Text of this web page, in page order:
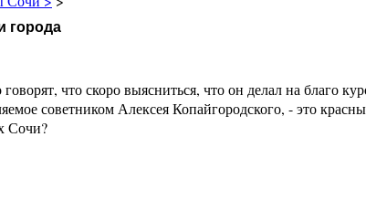
города
что скоро выясниться, что он делал на благо
советником Алексея Копайгородского, - это
Сочи?